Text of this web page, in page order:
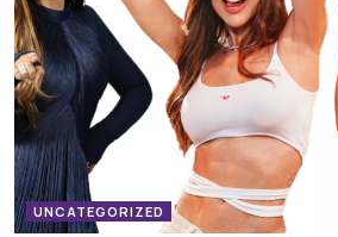
UNCATEGORIZED